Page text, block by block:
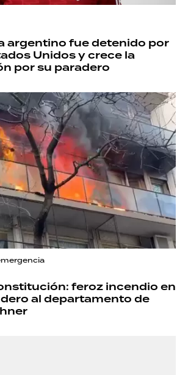
argentino fue detenido por
Unidos y crece la
por su paradero
feroz incendio en
al departamento de